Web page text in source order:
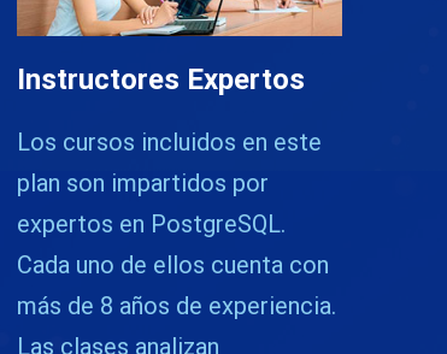
Instructores Expertos
Los cursos incluidos en este
plan son impartidos por
expertos en PostgreSQL.
Cada uno de ellos cuenta con
más de 8 años de experiencia.
Las clases analizan